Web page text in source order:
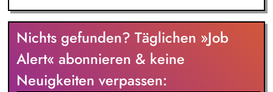
Nichts gefunden? Täglichen »Job
Alert« abonnieren & keine
Neuigkeiten verpassen: